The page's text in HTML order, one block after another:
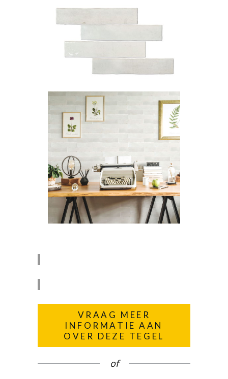
VRAAG MEER
INFORMATIE AAN
OVER DEZE TEGEL
of